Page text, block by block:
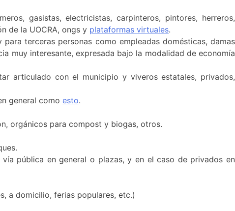
gasistas, electricistas, carpinteros, pintores, herreros,
de la UOCRA, ongs y plataformas virtuales.
terceras personas como empleadas domésticas, damas
muy interesante, expresada bajo la modalidad de economía
articulado con el municipio y viveros estatales, privados,
general como esto.
orgánicos para compost y biogas, otros.
pública en general o plazas, y en el caso de privados en
a domicilio, ferias populares, etc.)